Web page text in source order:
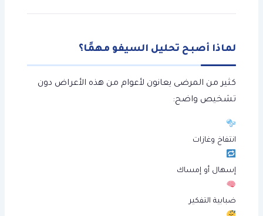
لماذا أصبح تحليل السيفو مهمًا؟
كثير من المرضى يعانون لأعوام من هذه الأعراض دون
تشخيص واضح:
انتفاخ وغازات
إسهال أو إمساك
ضبابية التفكير